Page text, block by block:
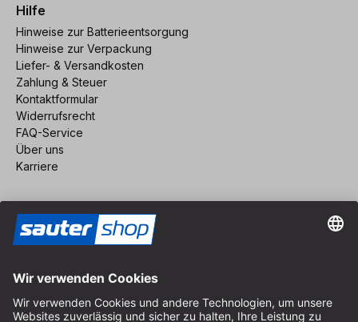
Hilfe
Hinweise zur Batterieentsorgung
Hinweise zur Verpackung
Liefer- & Versandkosten
Zahlung & Steuer
Kontaktformular
Widerrufsrecht
FAQ-Service
Über uns
Karriere
Impressum